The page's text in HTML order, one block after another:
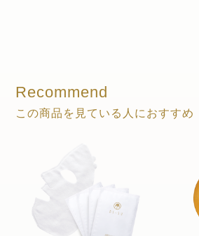
Recommend
この商品を見ている人におすすめ